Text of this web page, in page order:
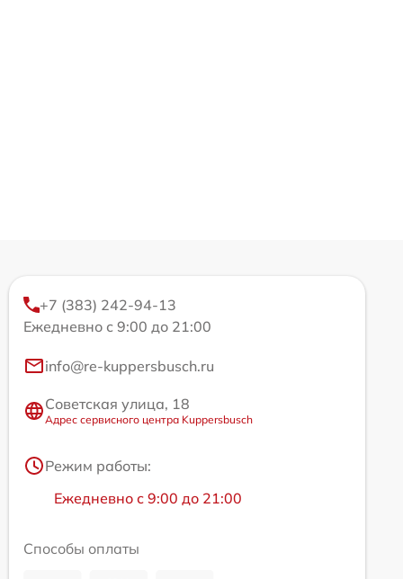
+7 (383) 242-94-13
Ежедневно с 9:00 до 21:00
info@re-kuppersbusch.ru
Советская улица, 18
Адрес сервисного центра Kuppersbusch
Режим работы:
Ежедневно с 9:00 до 21:00
Способы оплаты